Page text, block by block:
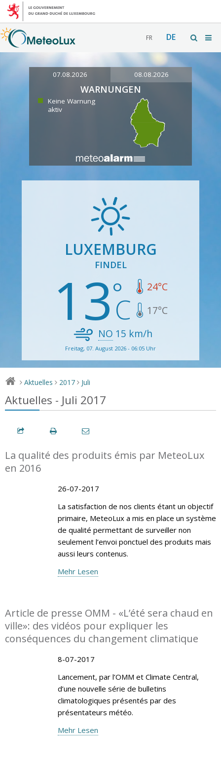
FR DE
07.08.2026 08.08.2026
WARNUNGEN
Keine Warnung
aktiv
LUXEMBURG
FINDEL
13 24°C
17°C
NO 15 km/h
Freitag, 07. August 2026 - 06:05 Uhr
> Aktuelles > 2017 > Juli
Aktuelles - Juli 2017
La qualité des produits émis par MeteoLux
en 2016
26-07-2017
La satisfaction de nos clients étant un objectif
primaire, MeteoLux a mis en place un système
de qualité permettant de surveiller non
seulement l’envoi ponctuel des produits mais
aussi leurs contenus.
Mehr Lesen
Article de presse OMM - «L’été sera chaud en
ville»: des vidéos pour expliquer les
conséquences du changement climatique
8-07-2017
Lancement, par l’OMM et Climate Central,
d’une nouvelle série de bulletins
climatologiques présentés par des
présentateurs météo.
Mehr Lesen